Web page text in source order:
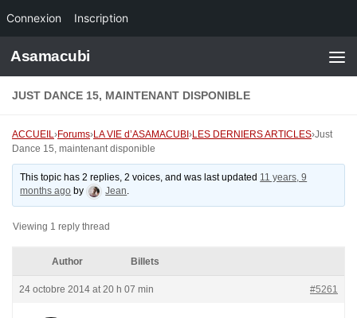
Connexion Inscription
Skip to content
Asamacubi
JUST DANCE 15, MAINTENANT DISPONIBLE
ACCUEIL›Forums›LA VIE d’ASAMACUBI ›LES DERNIERS ARTICLES›Just
Dance 15, maintenant disponible
This topic has 2 replies, 2 voices, and was last updated 11 years, 9
months ago by Jean.
Viewing 1 reply thread
Author Billets
24 octobre 2014 at 20 h 07 min #5261